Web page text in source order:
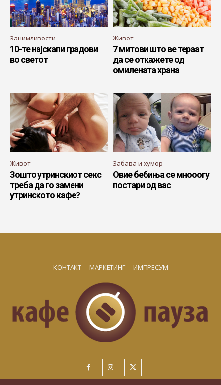
Занимливости
10-те најскапи градови
во светот
Живот
7 митови што ве тераат
да се откажете од
омилената храна
Живот
Зошто утринскиот секс
треба да го замени
утринското кафе?
Забава и хумор
Овие бебиња се мнооогу
постари од вас
КОНТАКТ МАРКЕТИНГ ИМПРЕСУМ